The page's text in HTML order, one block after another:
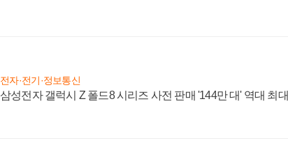
전자·전기·정보통신
삼성전자 갤럭시 Z 폴드8 시리즈 사전 판매 '144만 대' 역대 최대